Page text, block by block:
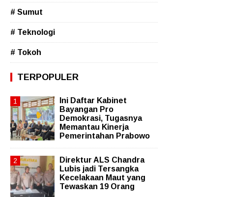
# Sumut
# Teknologi
# Tokoh
TERPOPULER
Ini Daftar Kabinet
Bayangan Pro
Demokrasi, Tugasnya
Memantau Kinerja
Pemerintahan Prabowo
Direktur ALS Chandra
Lubis jadi Tersangka
Kecelakaan Maut yang
Tewaskan 19 Orang